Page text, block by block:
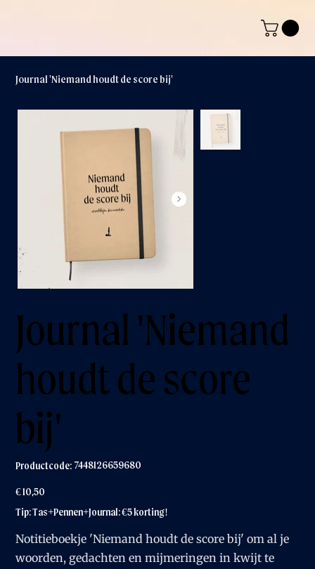
Journal 'Niemand houdt de score bij'
Journal 'Niemand
houdt de score
bij'
Productcode: Productcode
7448126659680
7448126659680
Prijs
€ 10,50
Tip: Tas+Pennen+Journal: €5 korting!
Notitieboekje 'Niemand houdt de score bij' om al je
woorden, gedachten en mijmeringen in kwijt te